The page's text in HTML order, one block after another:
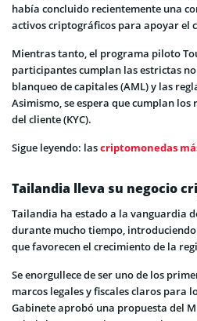
había concluido recientemente una
activos criptográficos para apoyar el
Mientras tanto, el programa piloto
participantes cumplan las estrictas
blanqueo de capitales (AML) y las
Asimismo, se espera que cumplan
del cliente (KYC).
Sigue leyendo: lascriptomonedas
Tailandia lleva su negocio
Tailandia ha estado a la vanguardia
durante mucho tiempo,
que favorecen el crecimiento de la
Se enorgullece de ser uno de los
marcos legales y fiscales claros para
Gabinete aprobó una propuesta del